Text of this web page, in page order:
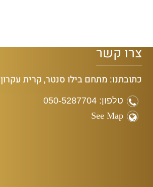
צרו קשר
כתובתנו: מתחם בילו סנטר, קרית עקרון
טלפון: 050-5287704
See Map